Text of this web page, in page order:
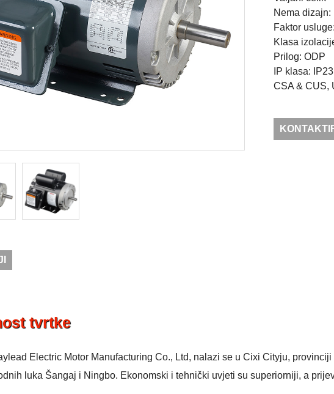
Nema dizajn:
Faktor
Klasa
Prilog: ODP
IP klasa: IP23
CSA & CUS,
tvrtke
Electric Motor Manufacturing Co., Ltd, nalazi se u Cixi Cityju,
luka Šangaj i Ningbo. Ekonomski i tehnički uvjeti su superiorniji, a